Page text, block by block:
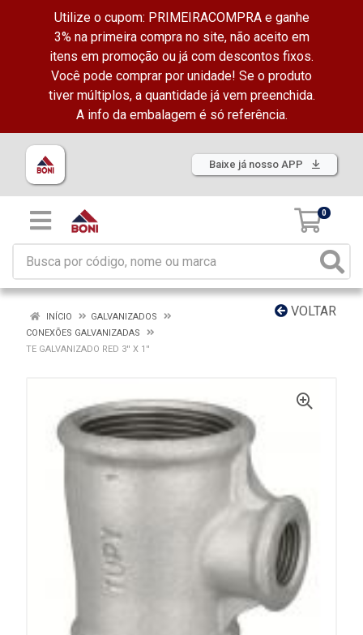
Utilize o cupom: PRIMEIRACOMPRA e ganhe
3% na primeira compra no site, não aceito em
itens em promoção ou já com descontos fixos.
Você pode comprar por unidade! Se o produto
tiver múltiplos, a quantidade já vem preenchida.
A info da embalagem é só referência.
Baixe já nosso APP
0
VOLTAR
INÍCIO
GALVANIZADOS
CONEXÕES GALVANIZADAS
TE GALVANIZADO RED 3'' X 1''